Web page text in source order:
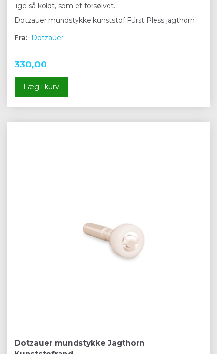
lige så koldt, som et forsølvet.
Dotzauer mundstykke kunststof Fürst Pless jagthorn
Fra: Dotzauer
330,00
Læg i kurv
Dotzauer mundstykke Jagthorn